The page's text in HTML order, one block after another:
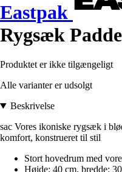
Eastpak
Rygsæk
Produktet er ikke tilgængeligt
Alle varianter er udsolgt
Beskrivelse
sac Vores ikoniske rygsæk i
komfort, konstrueret til stil
Stort hovedrum med
Højde: 40 cm, bredde: